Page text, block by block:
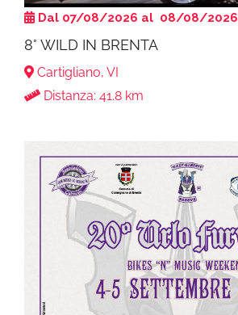
Dal 07/08/2026 al 08/08/2026
8° WILD IN BRENTA
Cartigliano, VI
Distanza: 41.8 km